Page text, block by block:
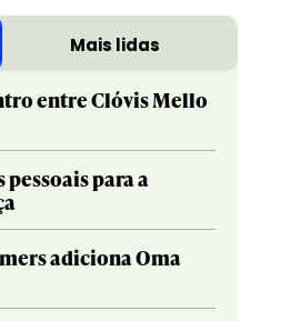
Mais lidas
entre Clóvis Mello
para a
adiciona Oma